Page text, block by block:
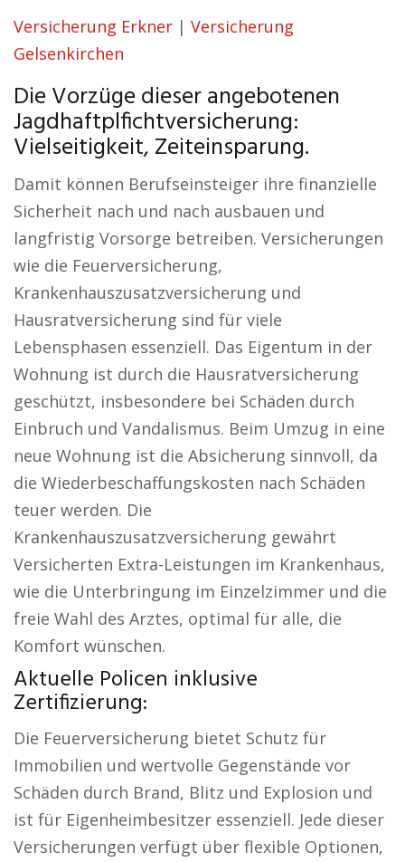
Versicherung Erkner | Versicherung
Gelsenkirchen
Die Vorzüge dieser angebotenen
Jagdhaftplfichtversicherung:
Vielseitigkeit, Zeiteinsparung.
Damit können Berufseinsteiger ihre finanzielle
Sicherheit nach und nach ausbauen und
langfristig Vorsorge betreiben. Versicherungen
wie die Feuerversicherung,
Krankenhauszusatzversicherung und
Hausratversicherung sind für viele
Lebensphasen essenziell. Das Eigentum in der
Wohnung ist durch die Hausratversicherung
geschützt, insbesondere bei Schäden durch
Einbruch und Vandalismus. Beim Umzug in eine
neue Wohnung ist die Absicherung sinnvoll, da
die Wiederbeschaffungskosten nach Schäden
teuer werden. Die
Krankenhauszusatzversicherung gewährt
Versicherten Extra-Leistungen im Krankenhaus,
wie die Unterbringung im Einzelzimmer und die
freie Wahl des Arztes, optimal für alle, die
Komfort wünschen.
Aktuelle Policen inklusive
Zertifizierung:
Die Feuerversicherung bietet Schutz für
Immobilien und wertvolle Gegenstände vor
Schäden durch Brand, Blitz und Explosion und
ist für Eigenheimbesitzer essenziell. Jede dieser
Versicherungen verfügt über flexible Optionen,